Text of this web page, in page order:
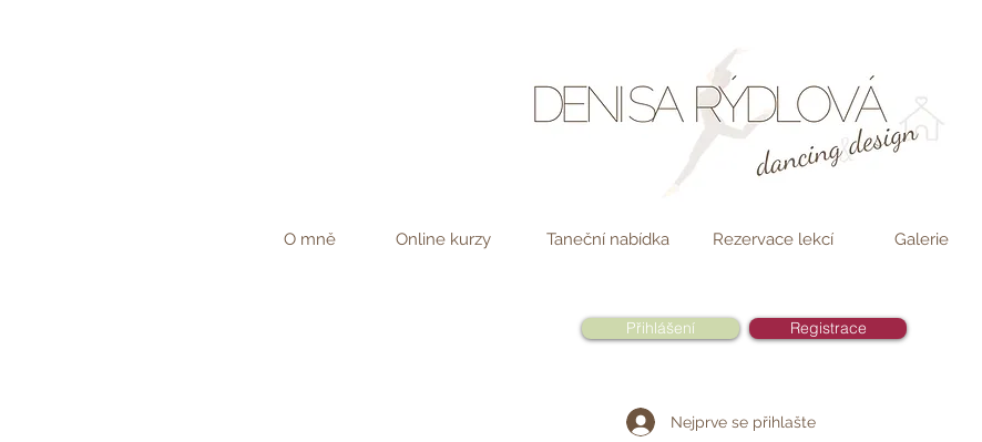
O mně Online kurzy Taneční nabídka Rezervace lekcí Galerie
Přihlášení Registrace
Nejprve se přihlašte